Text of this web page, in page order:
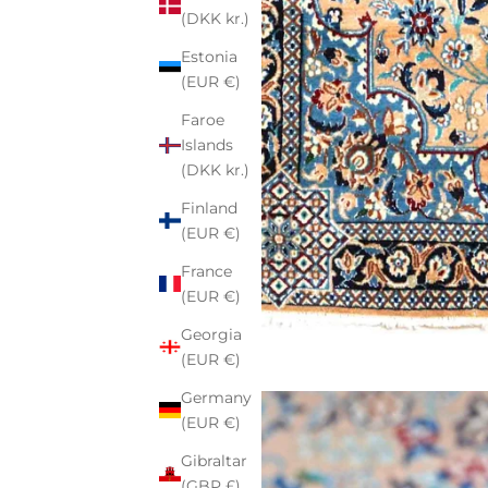
(DKK kr.)
Estonia
(EUR €)
Faroe
Islands
(DKK kr.)
Finland
(EUR €)
France
(EUR €)
Georgia
(EUR €)
Germany
(EUR €)
Gibraltar